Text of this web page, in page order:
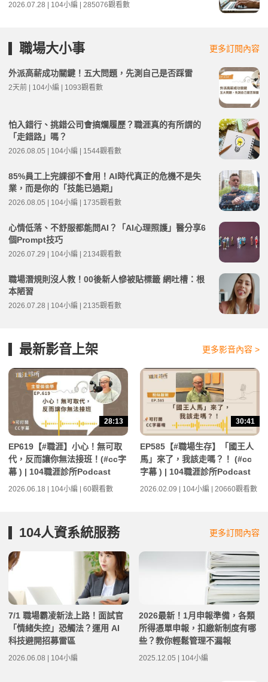
2026.07.28 | 104小編 | 285076觀看數
職場大小事 更多訂閱內容
外派高薪成功關鍵！五大問題，先測自己是否踩雷
2天前 | 104小編 | 1093觀看數
怕入錯行、挑錯公司會搞爛履歷？職涯真的有所謂的
「走錯路」嗎？
2026.08.05 | 104小編 | 1544觀看數
85%員工上完課卻不會用！AI時代真正的危機不是失
業，而是你的「技能已過期」
2026.08.05 | 104小編 | 1735觀看數
心情低落、不舒服都能問AI？「AI心理照護」醫分享6
個Prompt技巧
2026.07.29 | 104小編 | 2134觀看數
職場潛規則沒人教！00後新人慘被貼標籤 網吐槽：根
本陋習
2026.07.28 | 104小編 | 2135觀看數
最新影音上架 更多影音內容 >
28:13
EP619【#職涯】小心！無可取
代，反而讓你無法接班！(#cc字
幕 ) | 104職涯診所Podcast
2026.06.18 | 104小編 | 60觀看數
30:41
EP585【#職場生存】「國王人
馬」來了，我該走嗎？！ (#cc
字幕 ) | 104職涯診所Podcast
2026.02.09 | 104小編 | 20660觀看數
104人資系統服務 更多訂閱內容
7/1 職場霸凌新法上路！面試官
「情緒失控」恐觸法？運用 AI
科技避開招募雷區
2026.06.08 | 104小編
2026最新！1月申報準備，各類
所得憑單申報，扣繳新制度有哪
些？教你輕鬆管理不漏報
2025.12.05 | 104小編